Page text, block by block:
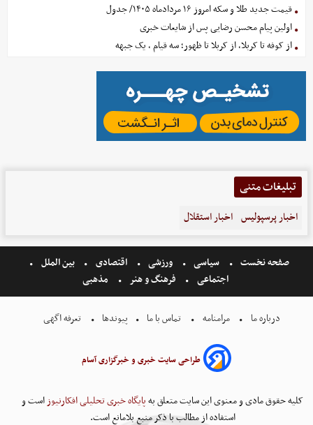
قیمت جدید طلا و سکه امروز ۱۶ مردادماه ۱۴۰۵/ جدول
اولین پیام محسن رضایی پس از شایعات خبری
از کوفه تا کربلا، از کربلا تا ظهور؛ سه قیام ، یک جبهه
تبلیغات متنی
اخبار پرسپولیس اخبار استقلال
صفحه نخست سیاسی ورزشی اقتصادی
بین الملل
اجتماعی
فرهنگ و هنر مذهبی
درباره ما مرامنامه تماس با ما پیوندها تعرفه اگهی
طراحی سایت خبری و خبرگزاری آسام
کلیه حقوق مادی و معنوی این سایت متعلق بهپایگاه خبری تحلیلی افکارنیوزاست و
استفاده از مطالب با ذکر منبع بلامانع است.